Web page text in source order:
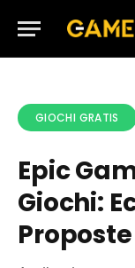
GIOCHI GRATIS
Epic
Giochi: